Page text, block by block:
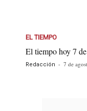
EL TIEMPO
El tiempo hoy 7
Redacción - 7 de